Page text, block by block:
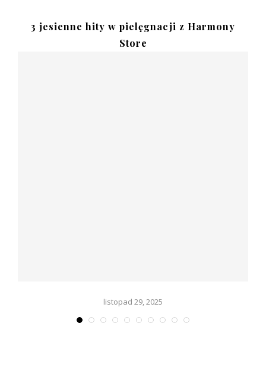
3 jesienne hity w pielęgnacji z Harmony
Store
listopad 29, 2025